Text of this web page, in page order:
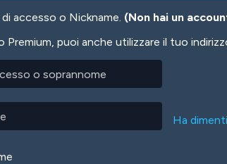
accesso o Nickname. (Non hai un
Premium, puoi anche utilizzare il tuo
Ha